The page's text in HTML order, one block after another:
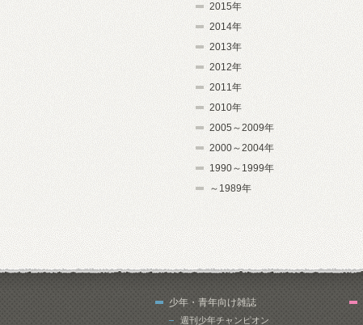
2015年
2014年
2013年
2012年
2011年
2010年
2005～2009年
2000～2004年
1990～1999年
～1989年
少年・青年向け雑誌
週刊少年チャンピオン